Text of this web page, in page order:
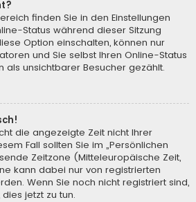
finden Sie in den Einstellungen
Status während dieser Sitzung
Option einschalten, können nur
und Sie selbst Ihren Online-Status
als unsichtbarer Besucher gezählt.
die angezeigte Zeit nicht Ihrer
Fall sollten Sie im „Persönlichen
Zeitzone (Mitteleuropäische Zeit,
kann dabei nur von registrierten
Wenn Sie noch nicht registriert sind,
jetzt zu tun.